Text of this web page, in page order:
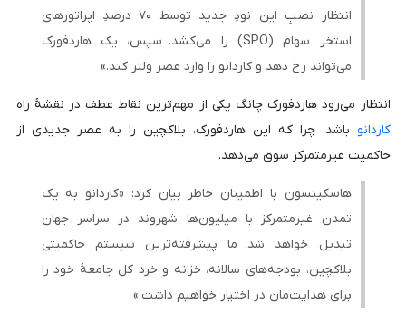
انتظار نصبِ این نودِ جدید توسط ۷۰ درصدِ اپراتورهای
استخر سهام (SPO) را می‌کشد. سپس، یک هاردفورک
می‌تواند رخ دهد و کاردانو را وارد عصر ولتر کند.»
انتظار می‌رود هاردفورک چانگ یکی از مهم‌ترین نقاط عطف در نقشهٔ راه
کاردانو باشد، چرا که این هاردفورک، بلاکچین را به عصر جدیدی از
حاکمیت غیرمتمرکز سوق می‌دهد.
هاسکینسون با اطمینان خاطر بیان کرد: «کاردانو به یک
تمدن غیرمتمرکز با میلیون‌ها شهروند در سراسر جهان
تبدیل خواهد شد. ما پیشرفته‌ترین سیستم حاکمیتی
بلاکچین، بودجه‌های سالانه، خزانه و خرد کل جامعهٔ خود را
برای هدایت‌مان در اختیار خواهیم داشت.»